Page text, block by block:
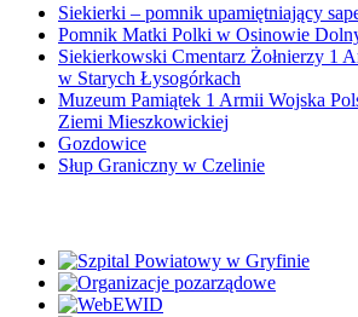
Siekierki – pomnik upamiętniający
Pomnik Matki Polki w Osinowie
Siekierkowski Cmentarz Żołnierzy 1
w Starych Łysogórkach
Muzeum Pamiątek 1 Armii Wojska
Ziemi Mieszkowickiej
Gozdowice
Słup Graniczny w Czelinie